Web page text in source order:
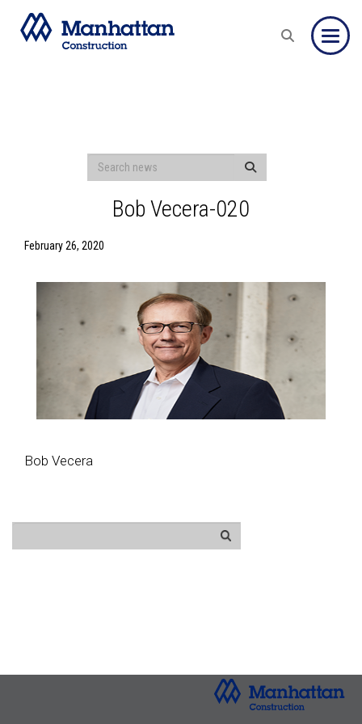
Bob Vecera-020
February 26, 2020
Bob Vecera